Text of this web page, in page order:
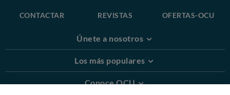
CONTACTAR REVISTAS OFERTAS-OCU
Únete a nosotros
Los más populares
Conoce OCU